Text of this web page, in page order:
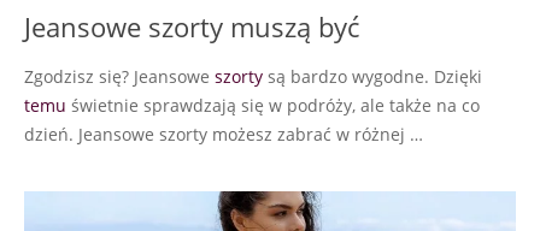
Jeansowe szorty muszą być
Zgodzisz się? Jeansowe szorty są bardzo wygodne. Dzięki
temu świetnie sprawdzają się w podróży, ale także na co
dzień. Jeansowe szorty możesz zabrać w różnej …